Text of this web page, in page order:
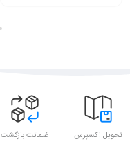
تحویل اکسپرس ضمانت بازگشت